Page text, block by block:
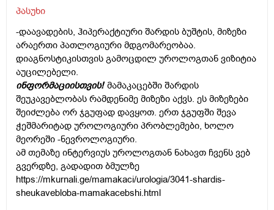
პასუხი
-დაავადების, ჰიპერაქტიური შარდის ბუშტის, მიზეზი
არაერთი პათლოგიური მდგომარეობაა.
დიაგნოსტიკისთვის გამოცდილ უროლოგთან ვიზიტია
აუცილებელი.
ინფორმაციისთვის!მამაკაცებში შარდის
შეუკავებლობას რამდენიმე მიზეზი აქვს. ეს მიზეზები
შეიძლება ორ ჯგუფად დავყოთ. ერთ ჯგუფში შევა
ჭეშმარიტად უროლოგიური პრობლემები, ხოლო
მეორეში -ნევროლოგიური.
ამ თემაზე ინტერვიუს უროლოგთან ნახავთ ჩვენს ვებ
გვერდზე, გადადით ბმულზე
https://mkurnali.ge/mamakaci/urologia/3041-shardis-
sheukavebloba-mamakacebshi.html